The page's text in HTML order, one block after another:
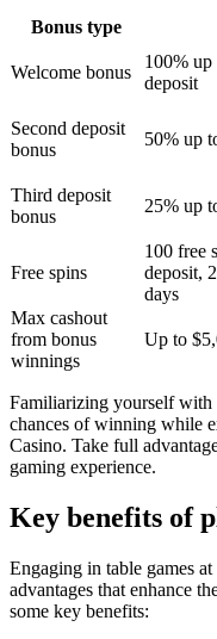
Bonus type
Welcome bonus
100%
deposit
Second deposit
bonus
50% up
Third deposit
bonus
25% up
Free spins
100 free
deposit,
days
Max cashout
from bonus
winnings
Up to
Familiarizing yourself with
chances of winning while
Casino. Take full
gaming experience.
Key benefits of
Engaging in table games
advantages that enhance
some key benefits: